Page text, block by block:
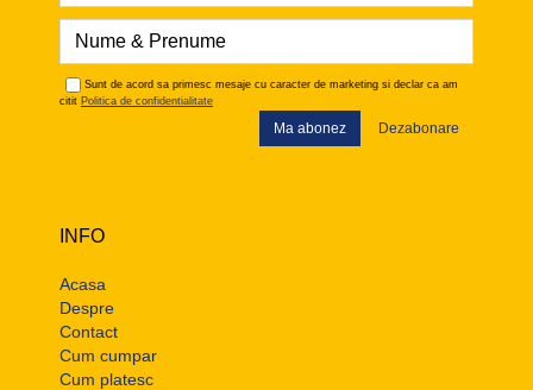
Sunt de acord sa primesc mesaje cu caracter de marketing si declar ca am
citit Politica de confidentialitate
Ma abonez Dezabonare
INFO
Acasa
Despre
Contact
Cum cumpar
Cum platesc